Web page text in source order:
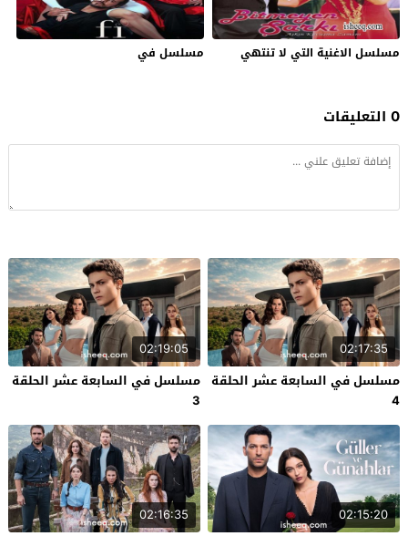
مسلسل الاغنية التي لا تنتهي مسلسل في
0 التعليقات
02:17:35
مسلسل في السابعة عشر الحلقة
4
02:19:05
مسلسل في السابعة عشر الحلقة
3
02:15:20
02:16:35